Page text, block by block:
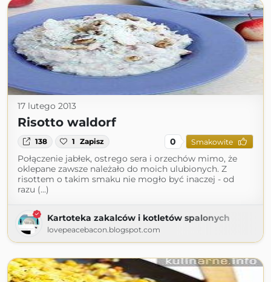
17 lutego 2013
Risotto waldorf
138 1 Zapisz 0 Smakowite
Połączenie jabłek, ostrego sera i orzechów mimo, że
oklepane zawsze należało do moich ulubionych. Z
risottem o takim smaku nie mogło być inaczej - od
razu (...)
Kartoteka zakalców i kotletów spalonych
lovepeacebacon.blogspot.com